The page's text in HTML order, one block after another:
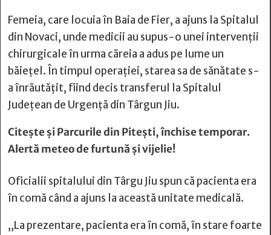
Femeia, care locuia în Baia de Fier, a ajuns la Spitalul
din Novaci, unde medicii au supus-o unei intervenţii
chirurgicale în urma căreia a adus pe lume un
băieţel. În timpul operaţiei, starea sa de sănătate s-
a înrăutăţit, fiind decis transferul la Spitalul
Judeţean de Urgenţă din Târgun Jiu.
Citește șiParcurile din Pitești, închise temporar.
Alertă meteo de furtună și vijelie!
Oficialii spitalului din Târgu Jiu spun că pacienta era
în comă când a ajuns la această unitate medicală.
„La prezentare, pacienta era în comă, în stare foarte